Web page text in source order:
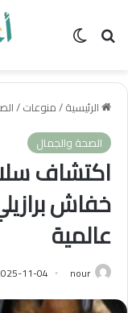
بحث عن الوضع
الرئيسية/منوعات/
الصحة والجمال
اكتشاف
خفاش
عالمية
nour
11-04